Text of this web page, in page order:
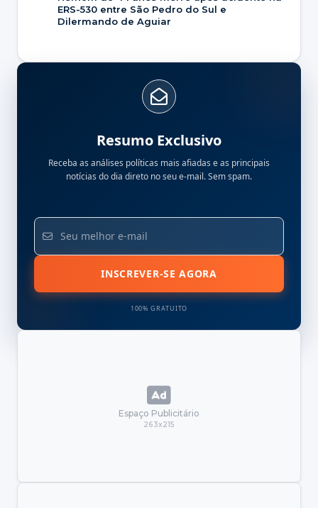
ERS-530 entre São Pedro do Sul e
Dilermando de Aguiar
Resumo Exclusivo
Receba as análises políticas mais afiadas e as principais
notícias do dia direto no seu e-mail. Sem spam.
INSCREVER-SE AGORA
100% GRATUITO
Espaço Publicitário
263x215